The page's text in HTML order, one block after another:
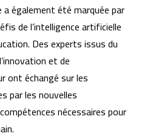
a également été marquée par
de l’intelligence artificielle
Des experts issus du
et de
ont échangé sur les
par les nouvelles
nécessaires pour